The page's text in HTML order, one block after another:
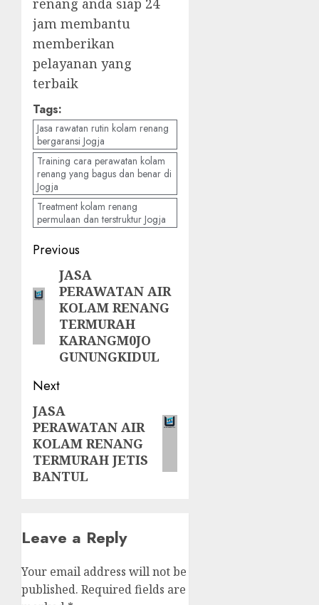
renang anda siap 24
jam membantu
memberikan
pelayanan yang
terbaik
Tags:
Jasa rawatan rutin kolam renang
bergaransi Jogja
Training cara perawatan kolam
renang yang bagus dan benar di
Jogja
Treatment kolam renang
permulaan dan terstruktur Jogja
Post
navigation
Previous
Previous
post:
JASA
PERAWATAN AIR
KOLAM RENANG
TERMURAH
KARANGM0JO
GUNUNGKIDUL
Next
Next
post:
JASA
PERAWATAN AIR
KOLAM RENANG
TERMURAH JETIS
BANTUL
Leave a Reply
Your email address will not be
published. Required fields are